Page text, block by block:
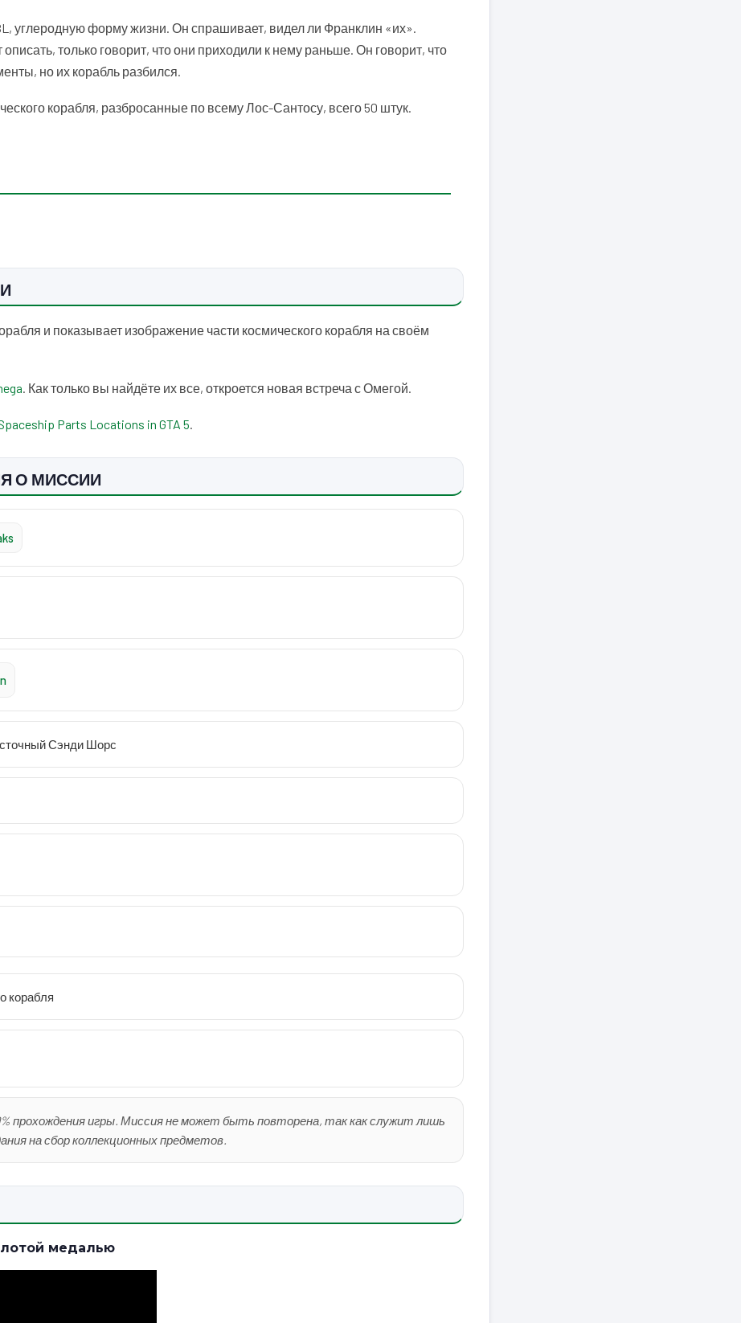
углеродную форму жизни. Он спрашивает, видел ли Франклин «их».
только говорит, что они приходили к нему раньше. Он говорит, что
но их корабль разбился.
корабля, разбросанные по всему Лос-Сантосу, всего 50 штук.
и показывает изображение части космического корабля на своём
. Как только вы найдёте их все, откроется новая встреча с Омегой.
Parts Locations in GTA 5.
О МИССИИ
Сэнди Шорс
корабля
прохождения игры. Миссия не может быть повторена, так как служит лишь
на сбор коллекционных предметов.
медалью